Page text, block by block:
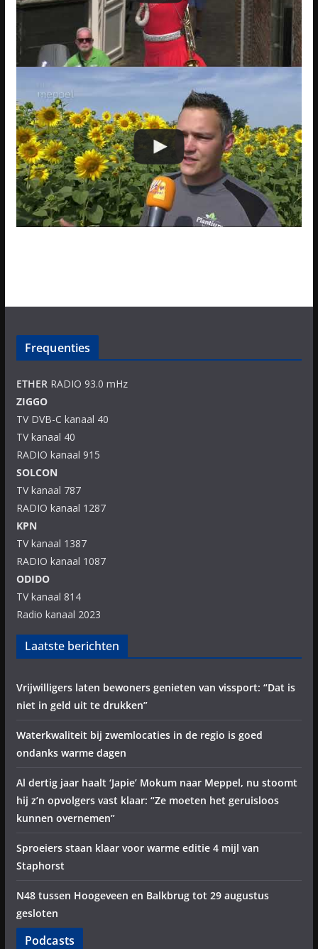
Frequenties
ETHERRADIO 93.0 mHz
ZIGGO
TV DVB-C kanaal 40
TV kanaal 40
RADIO kanaal 915
SOLCON
TV kanaal 787
RADIO kanaal 1287
KPN
TV kanaal 1387
RADIO kanaal 1087
ODIDO
TV kanaal 814
Radio kanaal 2023
Laatste berichten
Vrijwilligers laten bewoners genieten van vissport: “Dat is
niet in geld uit te drukken”
Waterkwaliteit bij zwemlocaties in de regio is goed
ondanks warme dagen
Al dertig jaar haalt ‘Japie’ Mokum naar Meppel, nu stoomt
hij z’n opvolgers vast klaar: “Ze moeten het geruisloos
kunnen overnemen”
Sproeiers staan klaar voor warme editie 4 mijl van
Staphorst
N48 tussen Hoogeveen en Balkbrug tot 29 augustus
gesloten
Podcasts